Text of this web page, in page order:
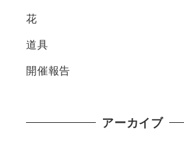
花
道具
開催報告
アーカイブ